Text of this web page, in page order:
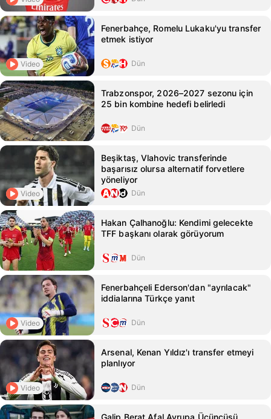
Video
Fenerbahçe, Romelu Lukaku'yu transfer
etmek istiyor
Dün
Trabzonspor, 2026–2027 sezonu için
25 bin kombine hedefi belirledi
Dün
Video
Beşiktaş, Vlahovic transferinde
başarısız olursa alternatif forvetlere
yöneliyor
Dün
Hakan Çalhanoğlu: Kendimi gelecekte
TFF başkanı olarak görüyorum
Dün
Video
Fenerbahçeli Ederson'dan "ayrılacak"
iddialarına Türkçe yanıt
Dün
Video
Arsenal, Kenan Yıldız'ı transfer etmeyi
planlıyor
Dün
Galip Berat Afal Avrupa Üçüncüsü